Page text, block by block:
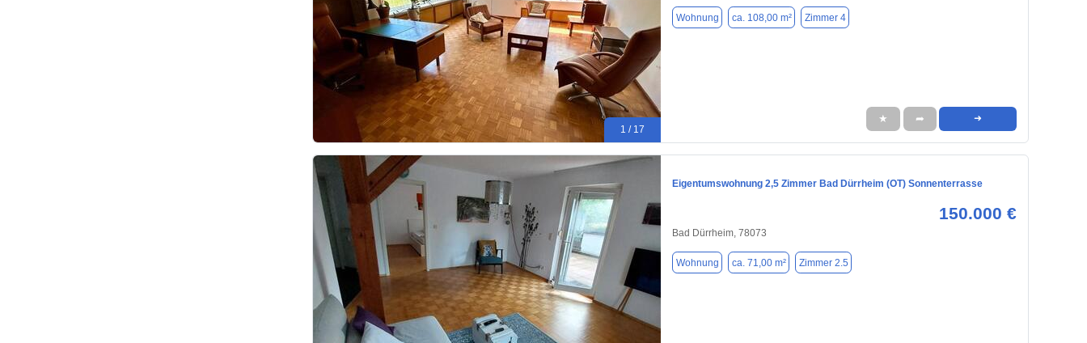
1 / 17
Wohnung ca. 108,00 m² Zimmer 4
★ ➦ ➜
Eigentumswohnung 2,5 Zimmer Bad Dürrheim (OT) Sonnenterrasse
150.000 €
Bad Dürrheim, 78073
Wohnung ca. 71,00 m² Zimmer 2.5